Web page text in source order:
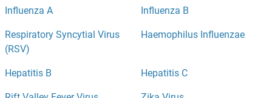
Influenza A Influenza B
Respiratory Syncytial Virus
(RSV)
Haemophilus Influenzae
Hepatitis B Hepatitis C